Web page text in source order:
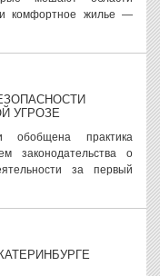
и комфортное жилье —
УГРОЗЕ
обобщена практика
законодательства о
за первый